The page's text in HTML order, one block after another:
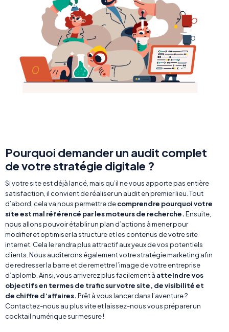
Pourquoi demander un audit complet
de votre stratégie digitale ?
Si votre site est déjà lancé, mais qu’il ne vous apporte pas entière
satisfaction, il convient de réaliser un audit en premier lieu. Tout
d’abord, cela va nous permettre decomprendre pourquoi votre
site est mal référencé par les moteurs de recherche.Ensuite,
nous allons pouvoir établir un plan d’actions à mener pour
modifier et optimiser la structure et les contenus de votre site
internet. Cela le rendra plus attractif aux yeux de vos potentiels
clients. Nous auditerons également votre stratégie marketing afin
de redresser la barre et de remettre l’image de votre entreprise
d’aplomb. Ainsi, vous arriverez plus facilement à atteindre vos
objectifs en termes de trafic sur votre site, de visibilité et
de chiffre d’affaires.Prêt à vous lancer dans l’aventure ?
Contactez-nous au plus vite et laissez-nous vous préparer un
cocktail numérique sur mesure !